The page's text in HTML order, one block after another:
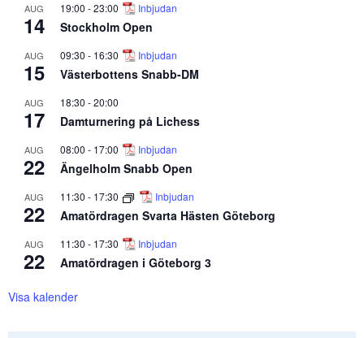
AUG
14
19:00 -23:00 Inbjudan
Stockholm Open
AUG
15
09:30 - 16:30 Inbjudan
Västerbottens Snabb-DM
AUG
17
18:30 -20:00
Damturnering på Lichess
AUG
22
08:00 - 17:00 Inbjudan
Ängelholm Snabb Open
AUG
22
11:30 - 17:30 Inbjudan
Amatördragen Svarta Hästen Göteborg
AUG
22
11:30 - 17:30 Inbjudan
Amatördragen i Göteborg 3
Visa kalender